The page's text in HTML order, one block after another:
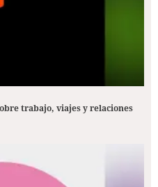
trabajo, viajes y relaciones